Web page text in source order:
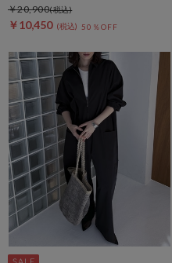
￥10,450 50％OFF
￥20,900